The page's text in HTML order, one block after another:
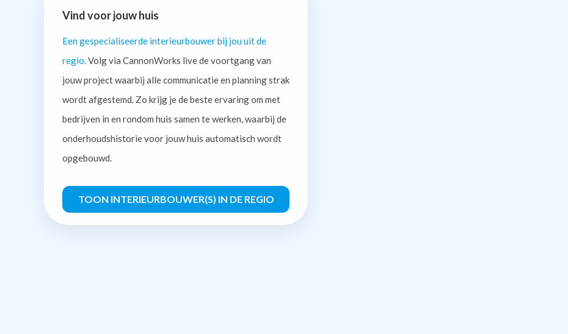
Vind voor jouw huis
Een gespecialiseerde interieurbouwer bij jou uit de
regio. Volg via CannonWorks live de voortgang van
jouw project waarbij alle communicatie en planning strak
wordt afgestemd. Zo krijg je de beste ervaring om met
bedrijven in en rondom huis samen te werken, waarbij de
onderhoudshistorie voor jouw huis automatisch wordt
opgebouwd.
TOON INTERIEURBOUWER(S) IN DE REGIO